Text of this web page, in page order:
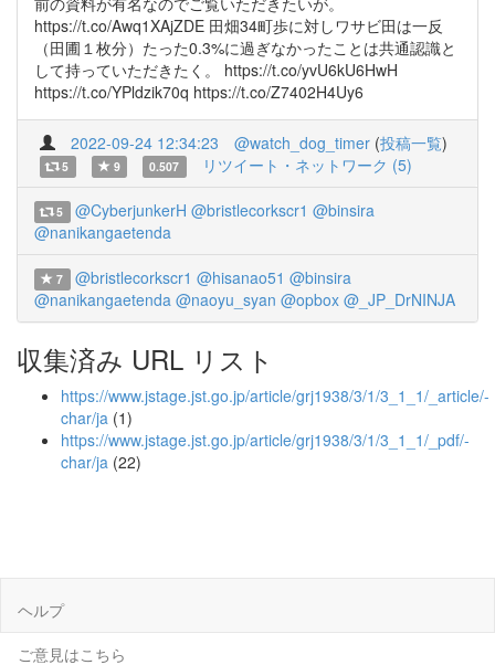
https://t.co/Awq1XAjZDE 田畑34町歩に対しワサビ田は一反
（田圃１枚分）たった0.3%に過ぎなかったことは共通認識と
して持っていただきたく。 https://t.co/yvU6kU6HwH
https://t.co/YPldzik70q https://t.co/Z7402H4Uy6
2022-09-24 12:34:23 @watch_dog_timer (投稿一覧)
5 9 0.507 リツイート・ネットワーク (5)
5 @CyberjunkerH @bristlecorkscr1 @binsira
@nanikangaetenda
7 @bristlecorkscr1 @hisanao51 @binsira
@nanikangaetenda @naoyu_syan @opbox @_JP_DrNINJA
収集済み URL リスト
https://www.jstage.jst.go.jp/article/grj1938/3/1/3_1_1/_article/-
char/ja (1)
https://www.jstage.jst.go.jp/article/grj1938/3/1/3_1_1/_pdf/-
char/ja (22)
ヘルプ
ご意見はこちら